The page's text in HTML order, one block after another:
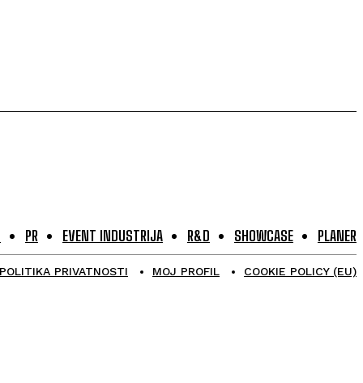
PR EVENT INDUSTRIJA R&D SHOWCASE PLANER
POLITIKA PRIVATNOSTI MOJ PROFIL COOKIE POLICY (EU)